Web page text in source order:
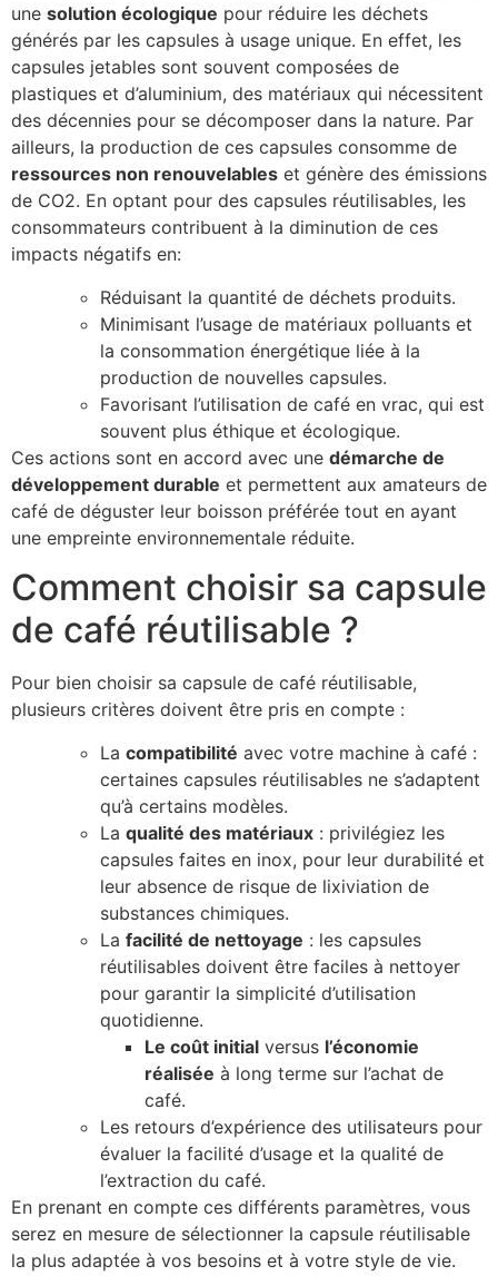
une solution écologique pour réduire les déchets
générés par les capsules à usage unique. En effet, les
capsules jetables sont souvent composées de
plastiques et d’aluminium, des matériaux qui nécessitent
des décennies pour se décomposer dans la nature. Par
ailleurs, la production de ces capsules consomme de
ressources non renouvelables et génère des émissions
de CO2. En optant pour des capsules réutilisables, les
consommateurs contribuent à la diminution de ces
impacts négatifs en:
Réduisant la quantité de déchets produits.
Minimisant l’usage de matériaux polluants et
la consommation énergétique liée à la
production de nouvelles capsules.
Favorisant l’utilisation de café en vrac, qui est
souvent plus éthique et écologique.
Ces actions sont en accord avec une démarche de
développement durable et permettent aux amateurs de
café de déguster leur boisson préférée tout en ayant
une empreinte environnementale réduite.
Comment choisir sa capsule
de café réutilisable ?
Pour bien choisir sa capsule de café réutilisable,
plusieurs critères doivent être pris en compte :
La compatibilité avec votre machine à café :
certaines capsules réutilisables ne s’adaptent
qu’à certains modèles.
La qualité des matériaux : privilégiez les
capsules faites en inox, pour leur durabilité et
leur absence de risque de lixiviation de
substances chimiques.
La facilité de nettoyage : les capsules
réutilisables doivent être faciles à nettoyer
pour garantir la simplicité d’utilisation
quotidienne.
Le coût initial versus l’économie
réalisée à long terme sur l’achat de
café.
Les retours d’expérience des utilisateurs pour
évaluer la facilité d’usage et la qualité de
l’extraction du café.
En prenant en compte ces différents paramètres, vous
serez en mesure de sélectionner la capsule réutilisable
la plus adaptée à vos besoins et à votre style de vie.